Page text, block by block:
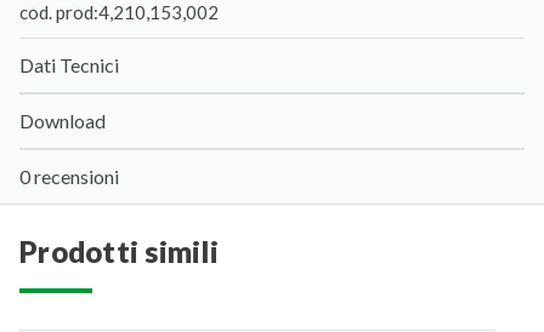
cod. prod:4,210,153,002
Dati Tecnici
Download
0 recensioni
prodotti simili